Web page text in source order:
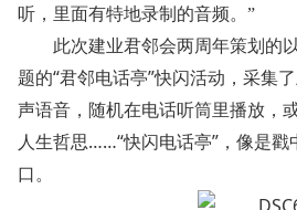
听，里面有特地录制的音频。”
此次建业君邻会两周年策划的
题的“君邻电话亭”快闪活动，采集
声语音，随机在电话听筒里播放，
人生哲思……“快闪电话亭” ，像是
口。